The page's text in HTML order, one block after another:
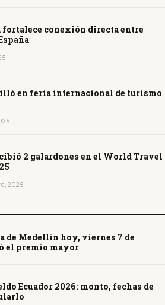
fortalece conexión directa entre
en feria internacional de turismo
2 galardones en el World Travel
2025
de Medellín hoy, viernes 7 de
el premio mayor
Ecuador 2026: monto, fechas de